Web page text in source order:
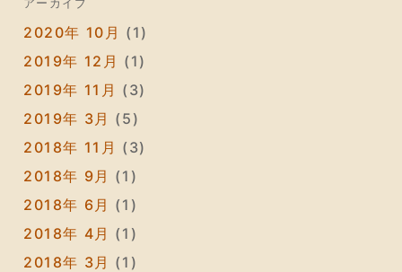
2020年 10月 (1)
2019年 12月 (1)
2019年 11月 (3)
2019年 3月 (5)
2018年 11月 (3)
2018年 9月 (1)
2018年 6月 (1)
2018年 4月 (1)
2018年 3月 (1)